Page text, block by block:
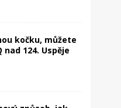
kočku, můžete
124. Uspěje